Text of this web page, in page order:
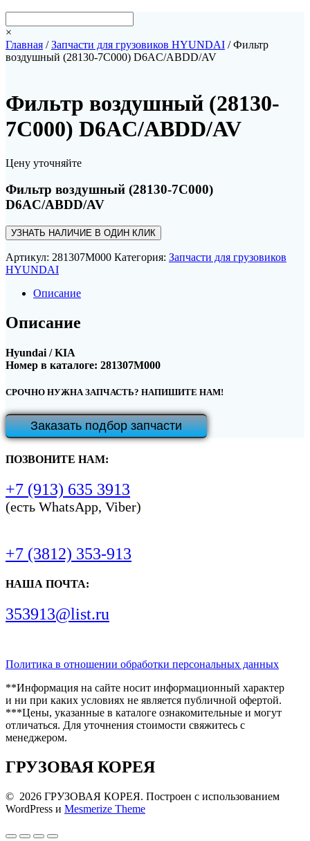
×
Главная /Запчасти для грузовиков HYUNDAI / Фильтр
воздушный (28130-7C000) D6AC/ABDD/AV
Фильтр воздушный (28130-
7C000) D6AC/ABDD/AV
Цену уточняйте
Фильтр воздушный (28130-7C000)
D6AC/ABDD/AV
УЗНАТЬ НАЛИЧИЕ В ОДИН КЛИК
Артикул: 281307M000 Категория: Запчасти для грузовиков
HYUNDAI
Описание
Описание
Hyundai / KIA
Номер в каталоге: 281307M000
СРОЧНО НУЖНА ЗАПЧАСТЬ? НАПИШИТЕ НАМ!
Заказать подбор запчасти
ПОЗВОНИТЕ НАМ:
+7 (913) 635 3913
(есть WhatsApp, Viber)
+7 (3812) 353-913
НАША ПОЧТА:
353913@list.ru
Политика в отношении обработки персональных данных
**Информация на сайте носит информационный характер
и ни при каких условиях не является публичной офертой.
***Цены, указанные в каталоге ознакомительные и могут
отличаться. Для уточнения стоимости свяжитесь с
менеджером.
ГРУЗОВАЯ КОРЕЯ
© 2026 ГРУЗОВАЯ КОРЕЯ. Построен с использованием
WordPress и Mesmerize Theme